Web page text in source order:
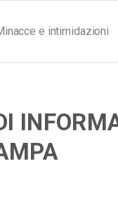
e intimidazioni